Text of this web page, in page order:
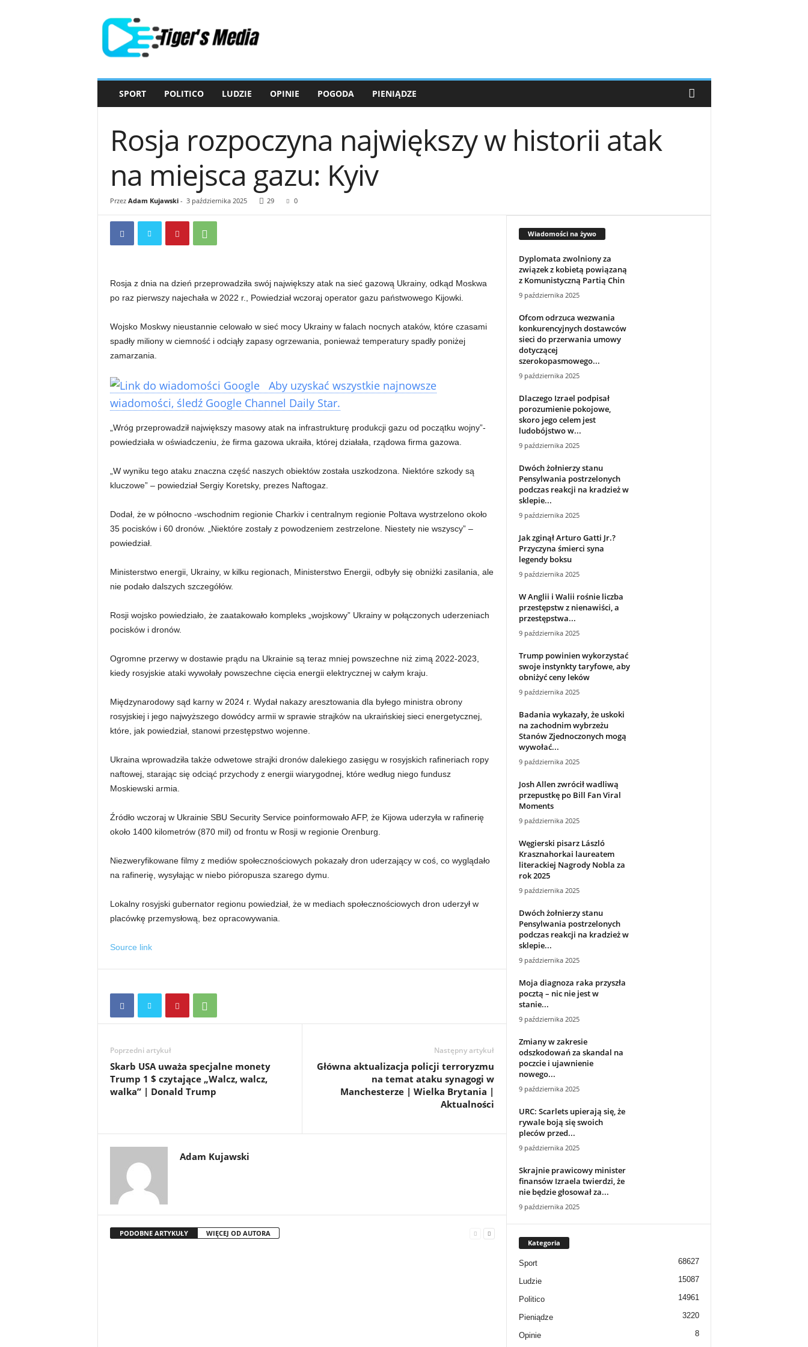
SPORT POLITICO LUDZIE OPINIE POGODA PIENIĄDZE
Rosja rozpoczyna największy w historii atak
na miejsca gazu: Kyiv
Przez Adam Kujawski- 3 października 2025 29 0
Rosja z dnia na dzień przeprowadziła swój największy atak na sieć gazową Ukrainy, odkąd Moskwa
po raz pierwszy najechała w 2022 r., Powiedział wczoraj operator gazu państwowego Kijowki.
Wojsko Moskwy nieustannie celowało w sieć mocy Ukrainy w falach nocnych ataków, które czasami
spadły miliony w ciemność i odciąły zapasy ogrzewania, ponieważ temperatury spadły poniżej
zamarzania.
Aby uzyskać wszystkie najnowsze
wiadomości, śledź Google Channel Daily Star.
„Wróg przeprowadził największy masowy atak na infrastrukturę produkcji gazu od początku wojny”-
powiedziała w oświadczeniu, że firma gazowa ukraiła, której działała, rządowa firma gazowa.
„W wyniku tego ataku znaczna część naszych obiektów została uszkodzona. Niektóre szkody są
kluczowe” – powiedział Sergiy Koretsky, prezes Naftogaz.
Dodał, że w północno -wschodnim regionie Charkiv i centralnym regionie Poltava wystrzelono około
35 pocisków i 60 dronów. „Niektóre zostały z powodzeniem zestrzelone. Niestety nie wszyscy” –
powiedział.
Ministerstwo energii, Ukrainy, w kilku regionach, Ministerstwo Energii, odbyły się obniżki zasilania, ale
nie podało dalszych szczegółów.
Rosji wojsko powiedziało, że zaatakowało kompleks „wojskowy” Ukrainy w połączonych uderzeniach
pocisków i dronów.
Ogromne przerwy w dostawie prądu na Ukrainie są teraz mniej powszechne niż zimą 2022-2023,
kiedy rosyjskie ataki wywołały powszechne cięcia energii elektrycznej w całym kraju.
Międzynarodowy sąd karny w 2024 r. Wydał nakazy aresztowania dla byłego ministra obrony
rosyjskiej i jego najwyższego dowódcy armii w sprawie strajków na ukraińskiej sieci energetycznej,
które, jak powiedział, stanowi przestępstwo wojenne.
Ukraina wprowadziła także odwetowe strajki dronów dalekiego zasięgu w rosyjskich rafineriach ropy
naftowej, starając się odciąć przychody z energii wiarygodnej, które według niego fundusz
Moskiewski armia.
Źródło wczoraj w Ukrainie SBU Security Service poinformowało AFP, że Kijowa uderzyła w rafinerię
około 1400 kilometrów (870 mil) od frontu w Rosji w regionie Orenburg.
Niezweryfikowane filmy z mediów społecznościowych pokazały dron uderzający w coś, co wyglądało
na rafinerię, wysyłając w niebo pióropusza szarego dymu.
Lokalny rosyjski gubernator regionu powiedział, że w mediach społecznościowych dron uderzył w
placówkę przemysłową, bez opracowywania.
Source link
Poprzedni artykuł
Skarb USA uważa specjalne monety
Trump 1 $ czytające „Walcz, walcz,
walka” | Donald Trump
Następny artykuł
Główna aktualizacja policji terroryzmu
na temat ataku synagogi w
Manchesterze | Wielka Brytania |
Aktualności
Adam Kujawski
PODOBNE ARTYKUŁY WIĘCEJ OD AUTORA
Wiadomości na żywo
Dyplomata zwolniony za
związek z kobietą powiązaną
z Komunistyczną Partią Chin
9 października 2025
Ofcom odrzuca wezwania
konkurencyjnych dostawców
sieci do przerwania umowy
dotyczącej
szerokopasmowego...
9 października 2025
Dlaczego Izrael podpisał
porozumienie pokojowe,
skoro jego celem jest
ludobójstwo w...
9 października 2025
Dwóch żołnierzy stanu
Pensylwania postrzelonych
podczas reakcji na kradzież w
sklepie...
9 października 2025
Jak zginął Arturo Gatti Jr.?
Przyczyna śmierci syna
legendy boksu
9 października 2025
W Anglii i Walii rośnie liczba
przestępstw z nienawiści, a
przestępstwa...
9 października 2025
Trump powinien wykorzystać
swoje instynkty taryfowe, aby
obniżyć ceny leków
9 października 2025
Badania wykazały, że uskoki
na zachodnim wybrzeżu
Stanów Zjednoczonych mogą
wywołać...
9 października 2025
Josh Allen zwrócił wadliwą
przepustkę po Bill Fan Viral
Moments
9 października 2025
Węgierski pisarz László
Krasznahorkai laureatem
literackiej Nagrody Nobla za
rok 2025
9 października 2025
Dwóch żołnierzy stanu
Pensylwania postrzelonych
podczas reakcji na kradzież w
sklepie...
9 października 2025
Moja diagnoza raka przyszła
pocztą – nic nie jest w
stanie...
9 października 2025
Zmiany w zakresie
odszkodowań za skandal na
poczcie i ujawnienie
nowego...
9 października 2025
URC: Scarlets upierają się, że
rywale boją się swoich
pleców przed...
9 października 2025
Skrajnie prawicowy minister
finansów Izraela twierdzi, że
nie będzie głosował za...
9 października 2025
Kategoria
Sport 68627
Ludzie 15087
Politico 14961
Pieniądze 3220
Opinie
8